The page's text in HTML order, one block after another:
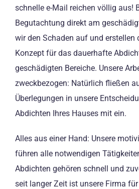
schnelle e-Mail reichen völlig aus!
Begutachtung direkt am
wir den Schaden auf und erstellen
Konzept für das dauerhafte
geschädigten Bereiche. Unsere
zweckbezogen: Natürlich fließen
Überlegungen in unsere
Abdichten Ihres Hauses mit ein.
Alles aus einer Hand: Unsere
führen alle notwendigen
Abdichten gehören schnell und
seit langer Zeit ist unsere Firma